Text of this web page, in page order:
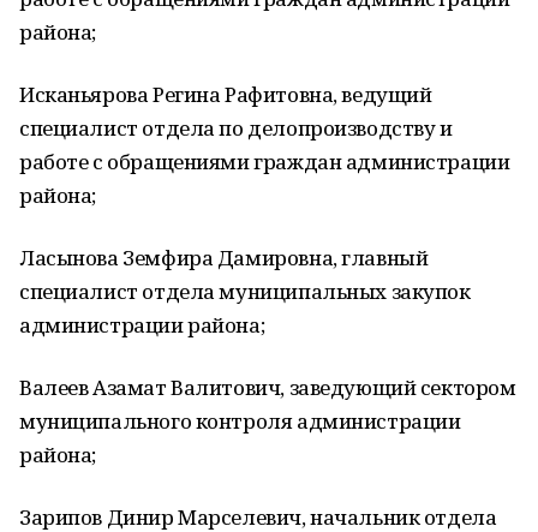
района;
Исканьярова Регина Рафитовна, ведущий
специалист отдела по делопроизводству и
работе с обращениями граждан администрации
района;
Ласынова Земфира Дамировна, главный
специалист отдела муниципальных закупок
администрации района;
Валеев Азамат Валитович, заведующий сектором
муниципального контроля администрации
района;
Зарипов Динир Марселевич, начальник отдела